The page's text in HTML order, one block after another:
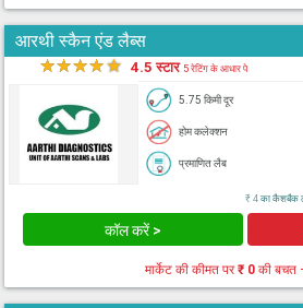
आरथी स्कैन एंड लैब्स
★★★★★ 4.5 स्टार5 रेटिंग के आधार पे
5.75 किमी दूर
होम कलेक्शन
प्रमाणित लैब
₹ 4 का कैशबैक
कॉल करें >
मार्केट की कीमत पर₹ 0की बचत